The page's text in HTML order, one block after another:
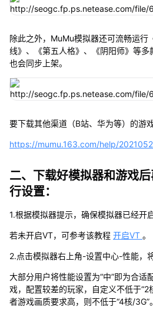
除此之外，MuMu模拟器还可流畅运行
线》、《第五人格》、《阴阳师》等
也会同步上架。
要下载其他渠道（B站、华为等）的游
https://mumu.163.com/help/
二、下载好模拟器和游戏
行设置：
1.根据模拟器提示，确保模拟器已经开启
若未开启VT，可参考该教程 开启VT 。
2.点击模拟器右上角-设置中心-性能，
大部分用户将性能设置为“中”即为合适
戏，配置较差的玩家，自定义不低于“2
者游戏画质要求高，则不低于“4核/3G”。